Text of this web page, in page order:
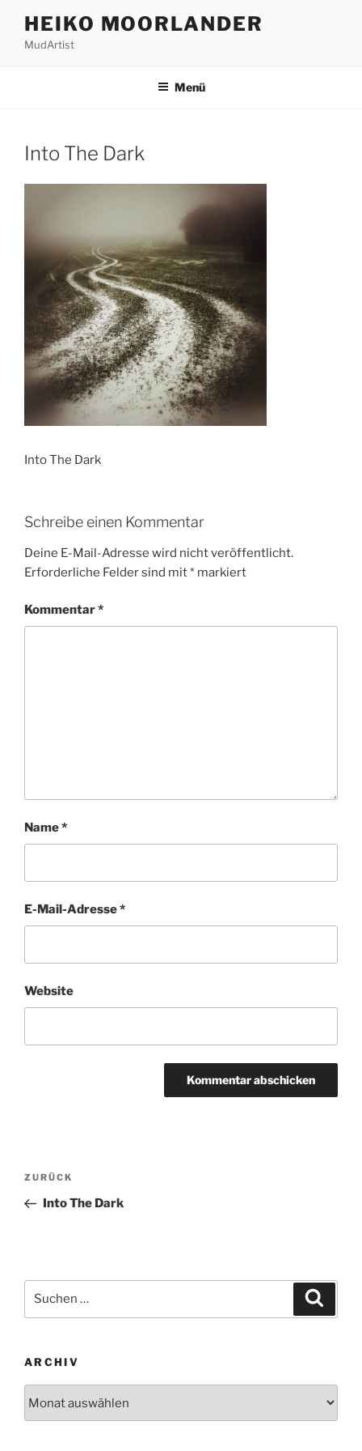
Inhalt
springen
HEIKO MOORLANDER
MudArtist
Menü
Into The Dark
Into The Dark
Schreibe einen Kommentar
Deine E-Mail-Adresse wird nicht veröffentlicht.
Erforderliche Felder sind mit* markiert
Kommentar*
Name*
E-Mail-Adresse*
Website
Beitragsnavigation
Vorheriger
Beitrag
ZURÜCK
Into The Dark
nach:
ARCHIV